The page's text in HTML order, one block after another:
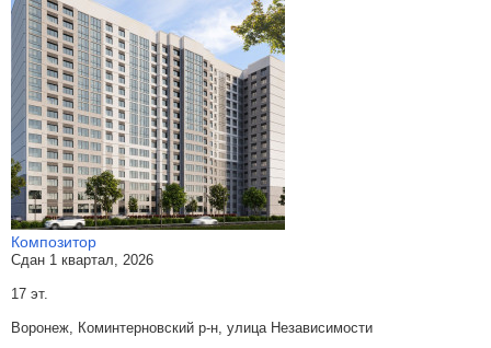
Композитор
Сдан 1 квартал, 2026
17 эт.
Воронеж, Коминтерновский р-н, улица Независимости